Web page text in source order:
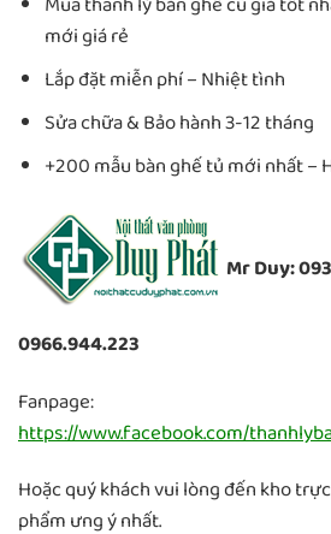
mới giá rẻ
Lắp đặt miễn phí – Nhiệt tình
Sửa chữa & Bảo hành 3-12 tháng
+200 mẫu bàn ghế tủ mới nhất –
Mr Duy:
0966.944.223
Fanpage:
https://www.facebook.com/
Hoặc quý khách vui lòng đến kho
phẩm ưng ý nhất.